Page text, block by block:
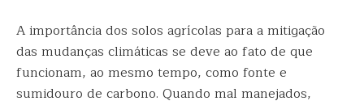
A importância dos solos agrícolas para a mitigação
das mudanças climáticas se deve ao fato de que
funcionam, ao mesmo tempo, como fonte e
sumidouro de carbono. Quando mal manejados,